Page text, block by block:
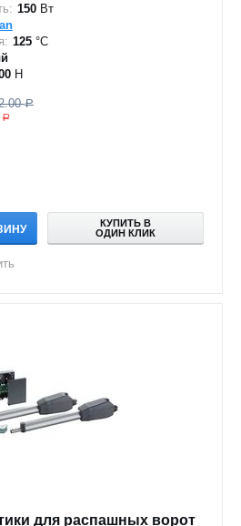
150 Вт
125 °C
Н
Р
Р
КУПИТЬ В
ОДИН КЛИК
для распашных ворот